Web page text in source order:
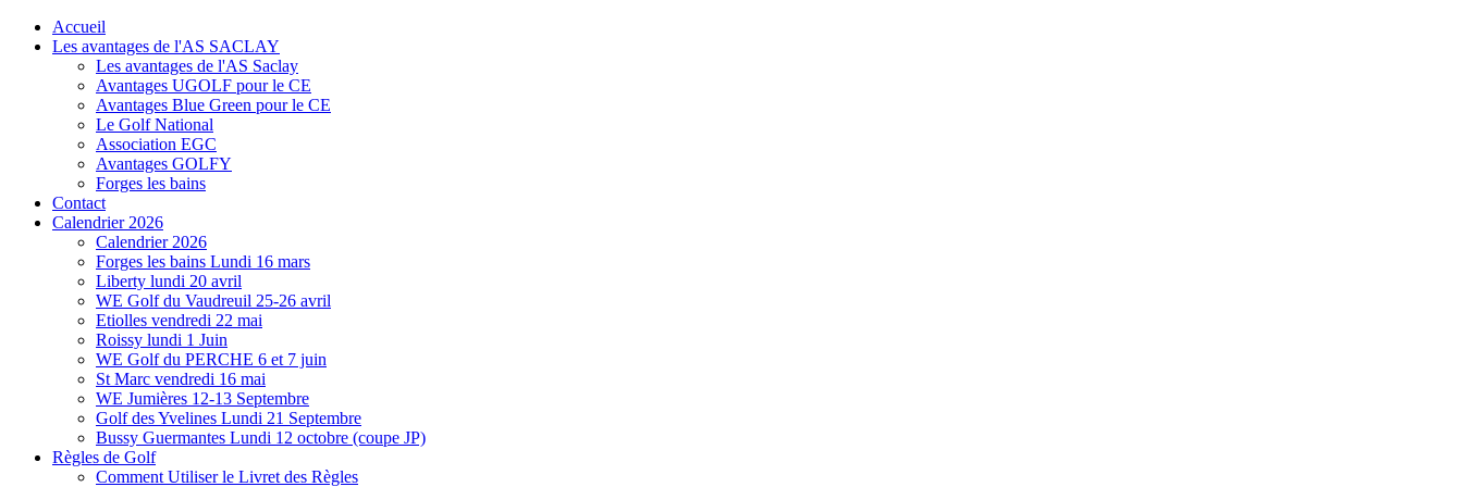
Accueil
Les avantages de l'AS SACLAY
Les avantages de l'AS Saclay
Avantages UGOLF pour le CE
Avantages Blue Green pour le CE
Le Golf National
Association EGC
Avantages GOLFY
Forges les bains
Contact
Calendrier 2026
Calendrier 2026
Forges les bains Lundi 16 mars
Liberty lundi 20 avril
WE Golf du Vaudreuil 25-26 avril
Etiolles vendredi 22 mai
Roissy lundi 1 Juin
WE Golf du PERCHE 6 et 7 juin
St Marc vendredi 16 mai
WE Jumières 12-13 Septembre
Golf des Yvelines Lundi 21 Septembre
Bussy Guermantes Lundi 12 octobre (coupe JP)
Règles de Golf
Comment Utiliser le Livret des Règles